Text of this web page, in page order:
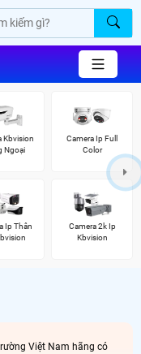
Kbvision
Ngoại
Camera Ip Full
Color
Ip Thân
Camera 2k Ip
Kbvision
Việt Nam hãng có